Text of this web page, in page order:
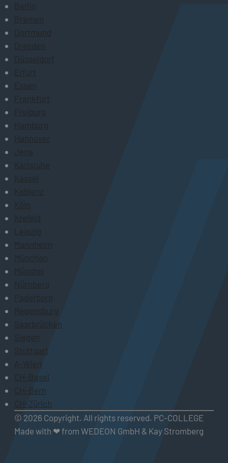
Berlin
Bremen
Dortmund
Dresden
Düsseldorf
Erfurt
Essen
Frankfurt
Freiburg
Hamburg
Hannover
Jena
Karlsruhe
Kassel
Koblenz
Köln
Krefeld
Leipzig
Mannheim
München
Münster
Nürnberg
Paderborn
Regensburg
Saarbrücken
Siegen
Stuttgart
A-Wien
CH-Basel
CH-Bern
CH-Zürich
© 2026 Copyright. All rights reserved. PC-COLLEGE
Made with ❤ from WEDEON GmbH & Kay Stromberg